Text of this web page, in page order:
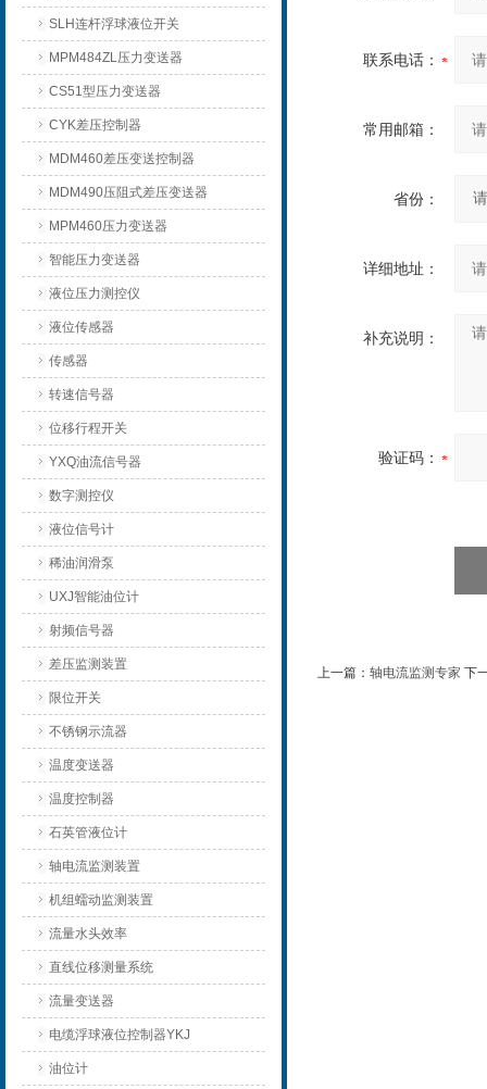
SLH连杆浮球液位开关
MPM484ZL压力变送器
CS51型压力变送器
CYK差压控制器
MDM460差压变送控制器
MDM490压阻式差压变送器
MPM460压力变送器
智能压力变送器
液位压力测控仪
液位传感器
传感器
转速信号器
位移行程开关
YXQ油流信号器
数字测控仪
液位信号计
稀油润滑泵
UXJ智能油位计
射频信号器
差压监测装置
限位开关
不锈钢示流器
温度变送器
温度控制器
石英管液位计
轴电流监测装置
机组蠕动监测装置
流量水头效率
直线位移测量系统
流量变送器
电缆浮球液位控制器YKJ
油位计
联系电话：
常用邮箱：
省份：
详细地址：
补充说明：
验证码：
上一篇： 轴电流监测专家 下